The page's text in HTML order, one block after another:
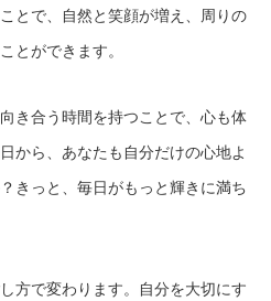
とで、自然と笑顔が増え、周りの
とができます。
き合う時間を持つことで、心も体
から、あなたも自分だけの心地よ
きっと、毎日がもっと輝きに満ち
方で変わります。自分を大切にす